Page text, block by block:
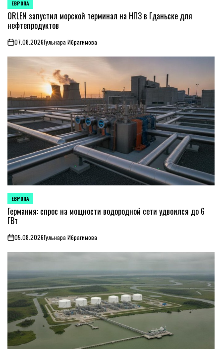
ОПУБЛИКОВАНО
В
ЕВРОПА
ORLEN запустил морской терминал на НПЗ в Гданьске для
нефтепродуктов
on07.08.2026Гульнара Ибрагимова
ОПУБЛИКОВАНО
В
ЕВРОПА
Германия: спрос на мощности водородной сети удвоился до 6
ГВт
on05.08.2026Гульнара Ибрагимова